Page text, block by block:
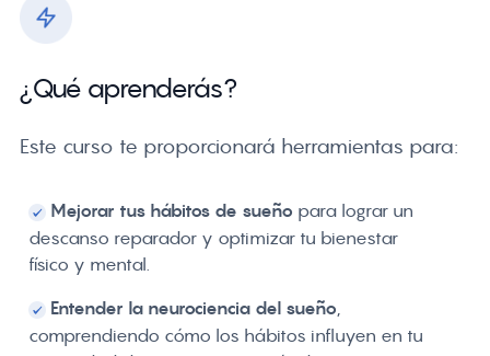
¿Qué aprenderás?
Este curso te proporcionará herramientas para:
Mejorar tus hábitos de sueño para lograr un
descanso reparador y optimizar tu bienestar
físico y mental.
Entender la neurociencia del sueño,
comprendiendo cómo los hábitos influyen en tu